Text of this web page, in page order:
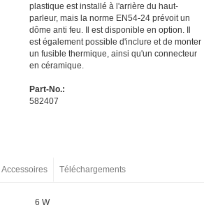
acoustique
plastique est installé à l'arrière du haut-
parleur, mais la norme EN54-24 prévoit un
dôme anti feu. Il est disponible en option. Il
est également possible d'inclure et de monter
un fusible thermique, ainsi qu'un connecteur
en céramique.
Part-No.:
582407
Accessoires Téléchargements
6 W